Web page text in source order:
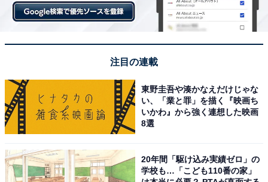
注目の連載
東野圭吾や湊かなえだけじゃな
い、「業と罪」を描く『映画ち
いかわ』から強く連想した映画
8選
20年間「駆け込み実績ゼロ」の
学校も…「こども110番の家」